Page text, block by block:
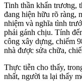
Tinh thần khẩn trương,
đang hiện hữu rõ ràng,
nhiệm và nghĩa tình
phải gánh chịu. Tính
công xây dựng, chiếm
nhà được sửa chữa,
Thực tiễn cho thấy,
nhất, người ta lại thấy